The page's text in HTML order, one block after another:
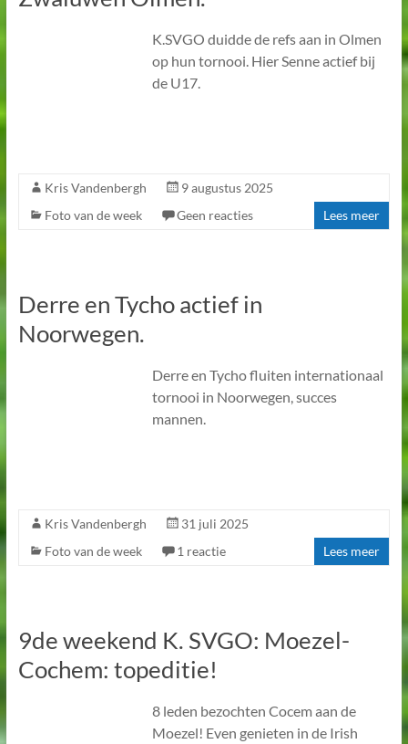
K.SVGO duidde de refs aan in Olmen
op hun tornooi. Hier Senne actief bij
de U17.
Kris Vandenbergh
9 augustus 2025
Foto van de week
Geen reacties Lees meer
Derre en Tycho actief in
Noorwegen.
Derre en Tycho fluiten internationaal
tornooi in Noorwegen, succes
mannen.
Kris Vandenbergh
31 juli 2025
Foto van de week
1 reactie Lees meer
9de weekend K. SVGO: Moezel-
Cochem: topeditie!
8 leden bezochten Cocem aan de
Moezel! Even genieten in de Irish